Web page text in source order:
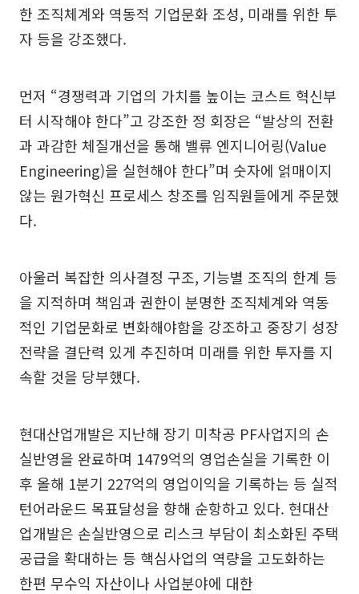
한 조직체계와 역동적 기업문화 조성, 미래를 위한 투
자 등을 강조했다.
먼저 “경쟁력과 기업의 가치를 높이는 코스트 혁신부
터 시작해야 한다”고 강조한 정 회장은 “발상의 전환
과 과감한 체질개선을 통해 밸류 엔지니어링(Value
Engineering)을 실현해야 한다”며 숫자에 얽매이지
않는 원가혁신 프로세스 창조를 임직원들에게 주문했
다.
아울러 복잡한 의사결정 구조, 기능별 조직의 한계 등
을 지적하며 책임과 권한이 분명한 조직체계와 역동
적인 기업문화로 변화해야함을 강조하고 중장기 성장
전략을 결단력 있게 추진하며 미래를 위한 투자를 지
속할 것을 당부했다.
현대산업개발은 지난해 장기 미착공 PF사업지의 손
실반영을 완료하며 1479억의 영업손실을 기록한 이
후 올해 1분기 227억의 영업이익을 기록하는 등 실적
턴어라운드 목표달성을 향해 순항하고 있다. 현대산
업개발은 손실반영으로 리스크 부담이 최소화된 주택
공급을 확대하는 등 핵심사업의 역량을 고도화하는
한편 무수익 자산이나 사업분야에 대한